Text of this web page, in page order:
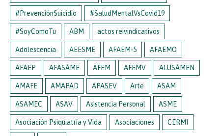
#PrevenciónSuicidio #SaludMentalVsCovid19
#SoyComoTu ABM actos reivindicativos
Adolescencia AEESME AFAEM-5 AFAEMO
AFAEP AFASAME AFEM AFEMV ALUSAMEN
AMAFE AMAPAD APASEV Arte ASAM
ASAMEC ASAV Asistencia Personal ASME
Asociación Psiquiatría y Vida Asociaciones CERMI